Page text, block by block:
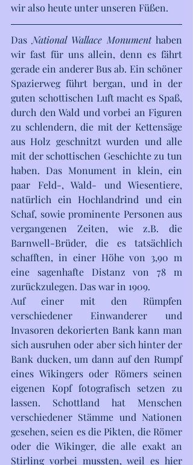
wir also heute unter unseren Füßen.
Das National Wallace Monument haben
wir fast für uns allein, denn es fährt
gerade ein anderer Bus ab. Ein schöner
Spazierweg führt bergan, und in der
guten schottischen Luft macht es Spaß,
durch den Wald und vorbei an Figuren
zu schlendern, die mit der Kettensäge
aus Holz geschnitzt wurden und alle
mit der schottischen Geschichte zu tun
haben. Das Monument in klein, ein
paar Feld-, Wald- und Wiesentiere,
natürlich ein Hochlandrind und ein
Schaf, sowie prominente Personen aus
vergangenen Zeiten, wie z.B. die
Barnwell-Brüder, die es tatsächlich
schafften, in einer Höhe von 3,90 m
eine sagenhafte Distanz von 78 m
zurückzulegen. Das war in 1909.
Auf einer mit den Rümpfen
verschiedener Einwanderer und
Invasoren dekorierten Bank kann man
sich ausruhen oder aber sich hinter der
Bank ducken, um dann auf den Rumpf
eines Wikingers oder Römers seinen
eigenen Kopf fotografisch setzen zu
lassen. Schottland hat Menschen
verschiedener Stämme und Nationen
gesehen, seien es die Pikten, die Römer
oder die Wikinger, die alle exakt an
Stirling vorbei mussten, weil es hier